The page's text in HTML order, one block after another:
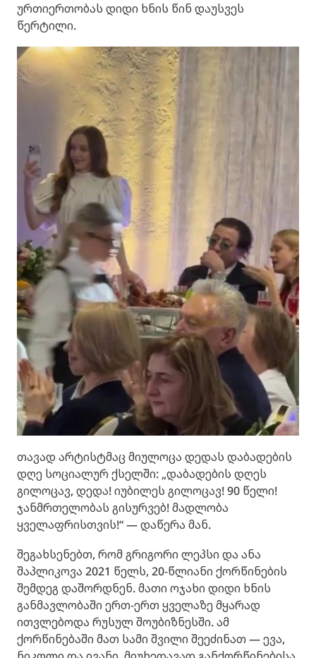
ურთიერთობას დიდი ხნის წინ დაუსვეს
წერტილი.
თავად არტისტმაც მიულოცა დედას დაბადების
დღე სოციალურ ქსელში: „დაბადების დღეს
გილოცავ, დედა! იუბილეს გილოცავ! 90 წელი!
ჯანმრთელობას გისურვებ! მადლობა
ყველაფრისთვის!“ — დაწერა მან.
შეგახსენებთ, რომ გრიგორი ლეპსი და ანა
შაპლიკოვა 2021 წელს, 20-წლიანი ქორწინების
შემდეგ დაშორდნენ. მათი ოჯახი დიდი ხნის
განმავლობაში ერთ-ერთ ყველაზე მყარად
ითვლებოდა რუსულ შოუბიზნესში. ამ
ქორწინებაში მათ სამი შვილი შეეძინათ — ევა,